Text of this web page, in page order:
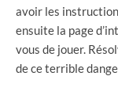
avoir les
ensuite la page
vous de jouer.
de ce terrible